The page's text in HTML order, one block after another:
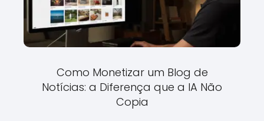
Como Monetizar um Blog de
Notícias: a Diferença que a IA Não
Copia